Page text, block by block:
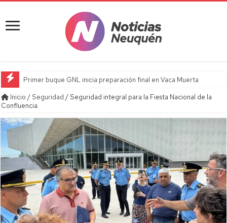
Primer buque GNL inicia preparación final en Vaca Muerta
Inicio / Seguridad / Seguridad integral para la Fiesta Nacional de la
Confluencia.